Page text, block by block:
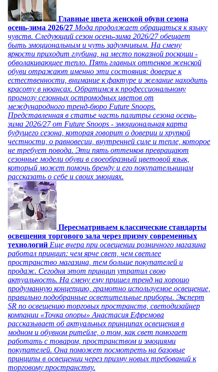
Главные цвета женской обуви сезона
осень-зима 2026/27 Мода продолжает обращаться к языку
чувств. Следующий сезон осень-зима 2026/27 обещает
быть эмоциональным и чуть задумчивым. На смену
яркости приходит глубина, на место показной роскоши -
обволакивающее тепло. Пять главных оттенков женской
обуви отражают именно эти состояния: доверие к
естественности, внимание к фактуре и желание находить
красоту в нюансах. Обратимся к профессиональному
прогнозу сезонных остромодных цветов от
международного тренд-бюро Future Snoops.
Представленная в статье часть палитры сезона осень-
зима 2026/27 от Future Snoops - эмоциональная карта
будущего сезона, которая говорит о доверии и хрупкой
честности, о равновесии, внутренней силе и тепле, которое
не требует повода. Эти пять оттенков превращают
сезонные модели обуви в своеобразный цветовой язык,
который может помочь бренду и его покупательницам
рассказать о себе и своих эмоциях.
Пересматриваем классические стандарты
освещения торгового зала через призму современных
технологий Еще вчера при освещении розничного магазина
работал принцип: чем ярче свет, чем светлее
пространство магазина, тем больше покупателей и
продаж. Сегодня этот принцип утратил свою
актуальность. На смену ему пришел тренд на хорошо
продуманную концепцию, грамотно используемое освещение,
правильно подобранные осветительные приборы. Эксперт
SR по освещению торговых пространств, светодизайнер
компании «Точка опоры» Анастасия Ефремова
рассказывает об актуальных принципах освещения в
модном и обувном ритейле, о том, как свет помогает
работать с товаром, пространством и эмоциями
покупателей. Она поможет посмотреть на базовые
принципы в освещении через призму новых требований к
торговому пространству.